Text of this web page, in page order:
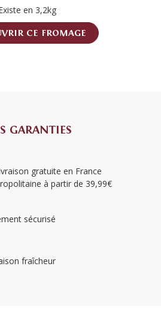
en 3,2kg
CE FROMAGE
GARANTIES
gratuite en France
à partir de 39,99€
sécurisé
fraîcheur